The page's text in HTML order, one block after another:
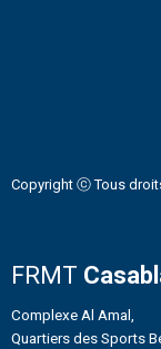
Copyright ⓒ Tous
FRMT
Complexe Al Amal,
Quartiers des Sports